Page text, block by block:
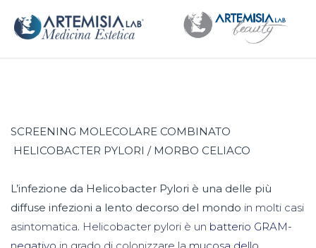
SCREENING MOLECOLARE COMBINATO
HELICOBACTER PYLORI / MORBO CELIACO
L’infezione da Helicobacter Pylori è una delle più
diffuse infezioni a lento decorso del mondo in molti casi
asintomatica. Helicobacter pylori è un batterio GRAM-